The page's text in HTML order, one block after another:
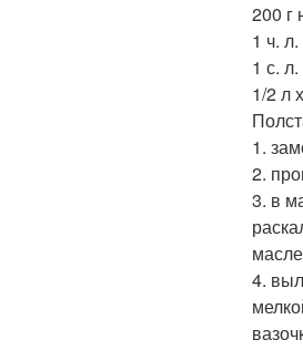
200 г
1 ч.
1 с.
1/2 л
1.
2.
3. в
4.